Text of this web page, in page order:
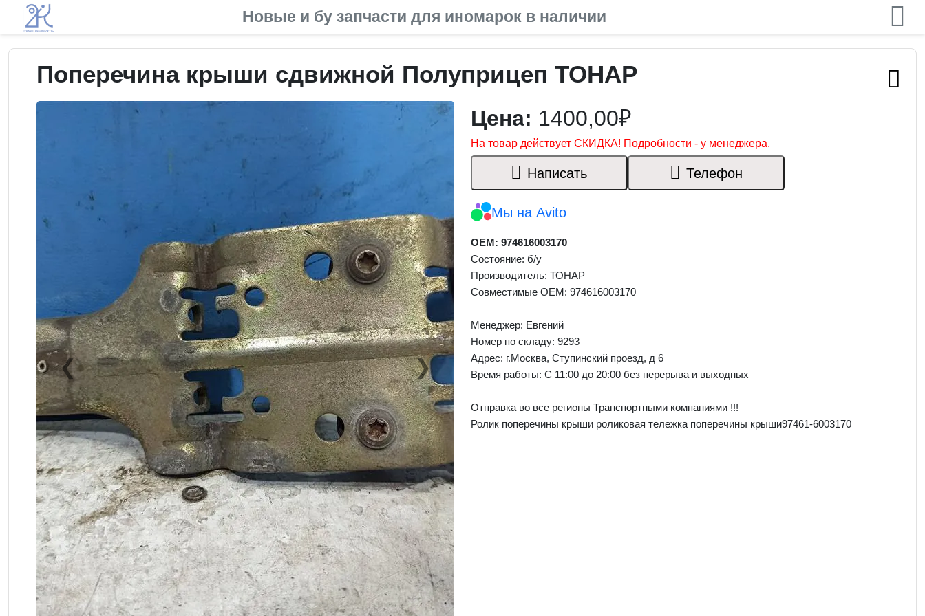
Новые и бу запчасти для иномарок в наличии
Поперечина крыши сдвижной Полуприцеп ТОНАР
❮Previous ❯
Next
Цена: 1400,00₽
На товар действует СКИДКА! Подробности - у менеджера.
Написать Телефон
Мы на Avito
OEM: 974616003170
Состояние: б/у
Производитель: ТОНАР
Совместимые OEM: 974616003170
Менеджер: Евгений
Номер по складу: 9293
Адрес: г.Москва, Ступинский проезд, д 6
Время работы: С 11:00 до 20:00 без перерыва и выходных
Отправка во все регионы Транспортными компаниями !!!
Ролик поперечины крыши роликовая тележка поперечины крыши97461-6003170